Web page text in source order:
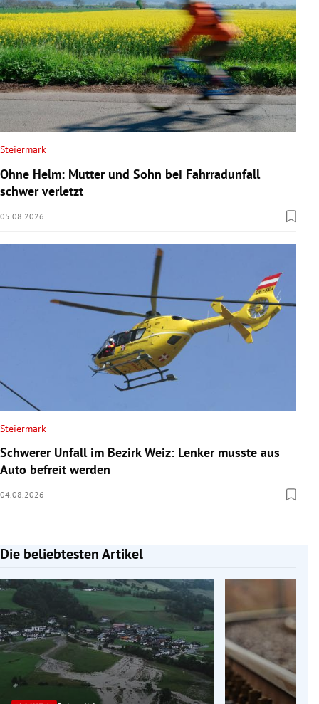
Steiermark
Ohne Helm: Mutter und Sohn bei Fahrradunfall
schwer verletzt
05.08.2026
Steiermark
Schwerer Unfall im Bezirk Weiz: Lenker musste aus
Auto befreit werden
04.08.2026
Die beliebtesten Artikel
Slide 1 von 7